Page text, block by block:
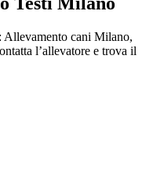
cani Milano,
l’allevatore e trova il